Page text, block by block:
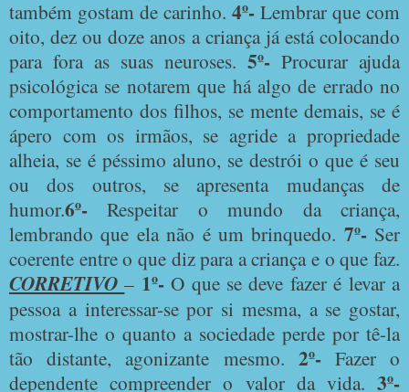
também gostam de carinho. 4º- Lembrar que com
oito, dez ou doze anos a criança já está colocando
para fora as suas neuroses. 5º- Procurar ajuda
psicológica se notarem que há algo de errado no
comportamento dos filhos, se mente demais, se é
ápero com os irmãos, se agride a propriedade
alheia, se é péssimo aluno, se destrói o que é seu
ou dos outros, se apresenta mudanças de
humor.6º-Respeitar o mundo da criança,
lembrando que ela não é um brinquedo. 7º- Ser
coerente entre o que diz para a criança e o que faz.
CORRETIVO– 1º- O que se deve fazer é levar a
pessoa a interessar-se por si mesma, a se gostar,
mostrar-lhe o quanto a sociedade perde por tê-la
tão distante, agonizante mesmo. 2º- Fazer o
dependente compreender o valor da vida. 3º-